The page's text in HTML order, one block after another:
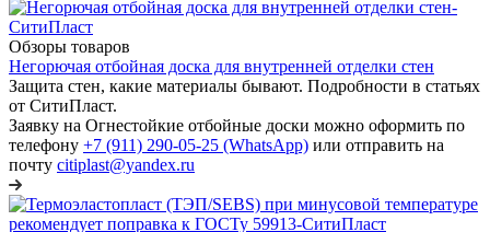
Обзоры товаров
Негорючая отбойная доска для внутренней отделки стен
Защита стен, какие материалы бывают. Подробности в статьях
от СитиПласт.
Заявку на Огнестойкие отбойные доски можно оформить по
телефону +7 (911) 290-05-25 (WhatsApp) или отправить на
почту citiplast@yandex.ru